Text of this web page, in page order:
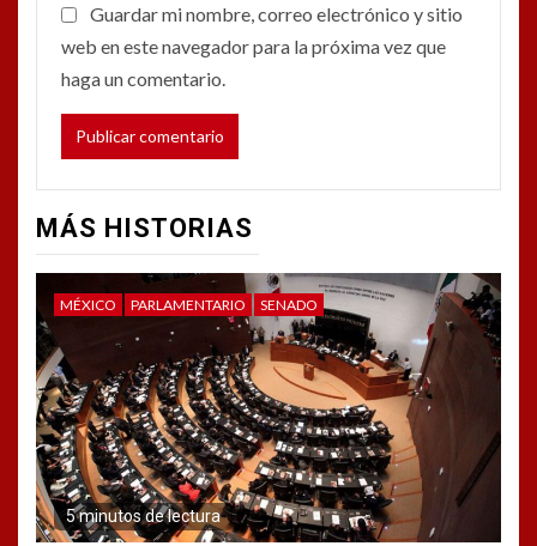
Guardar mi nombre, correo electrónico y sitio
web en este navegador para la próxima vez que
haga un comentario.
MÁS HISTORIAS
MÉXICO PARLAMENTARIO SENADO
5 minutos de lectura